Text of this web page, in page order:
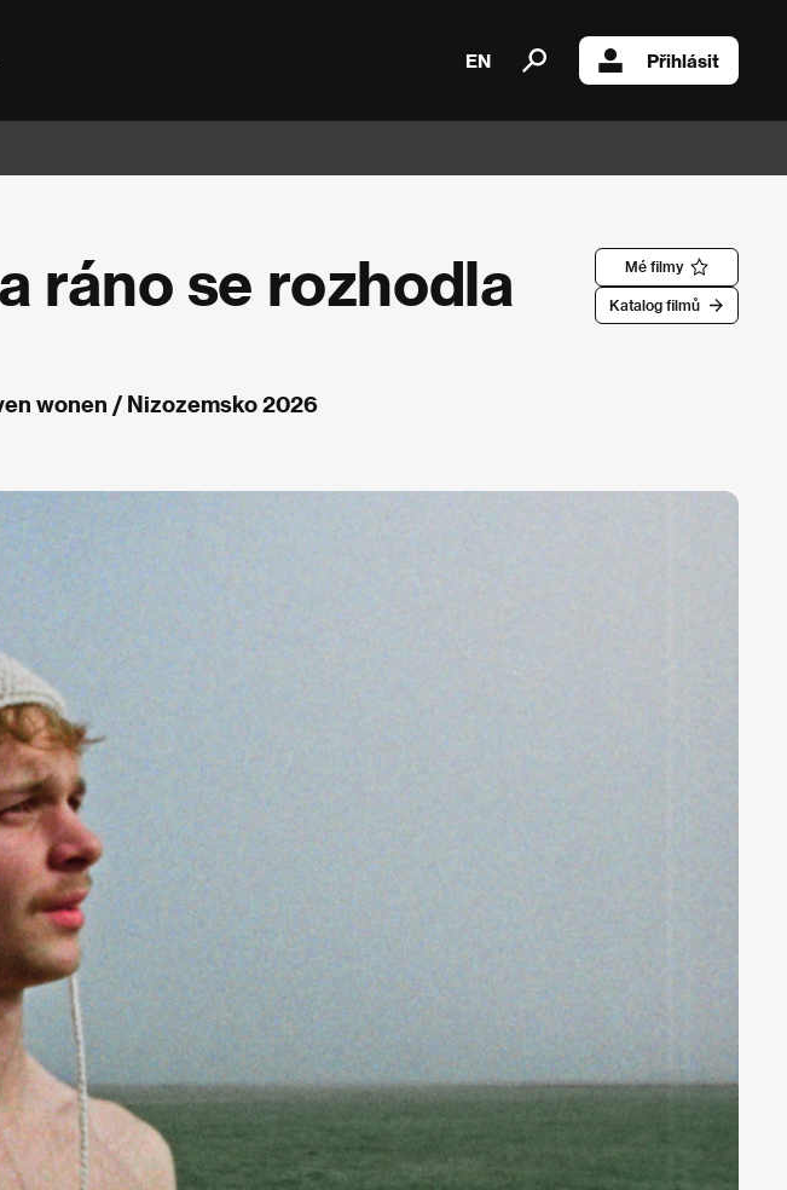
EN Přihlásit
Mé filmy
Katalog filmů
ráno se rozhodla
wonen / Nizozemsko 2026